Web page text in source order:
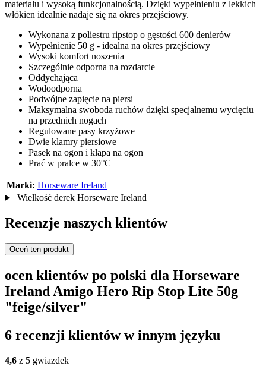
materiału i wysoką funkcjonalnością. Dzięki wypełnieniu z lekkich
włókien idealnie nadaje się na okres przejściowy.
Wykonana z poliestru ripstop o gęstości 600 denierów
Wypełnienie 50 g - idealna na okres przejściowy
Wysoki komfort noszenia
Szczególnie odporna na rozdarcie
Oddychająca
Wodoodporna
Podwójne zapięcie na piersi
Maksymalna swoboda ruchów dzięki specjalnemu wycięciu
na przednich nogach
Regulowane pasy krzyżowe
Dwie klamry piersiowe
Pasek na ogon i klapa na ogon
Prać w pralce w 30°C
Marki: Horseware Ireland
Wielkość derek Horseware Ireland
Recenzje naszych klientów
Oceń ten produkt
ocen klientów po polski dla Horseware
Ireland Amigo Hero Rip Stop Lite 50g
"feige/silver"
6 recenzji klientów w innym języku
4,6 z 5 gwiazdek